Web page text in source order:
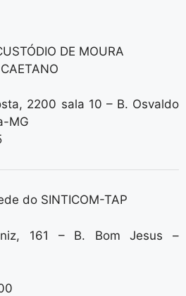
DE MOURA
2200 sala 10 – B. Osvaldo
MG
do SINTICOM-TAP
161 – B. Bom Jesus –